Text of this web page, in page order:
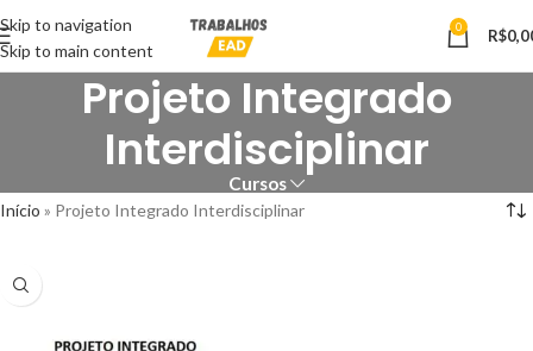
Skip to navigation
Skip to main content
0 R$
Projeto Integrado
Interdisciplinar
Cursos
Início » Projeto Integrado Interdisciplinar